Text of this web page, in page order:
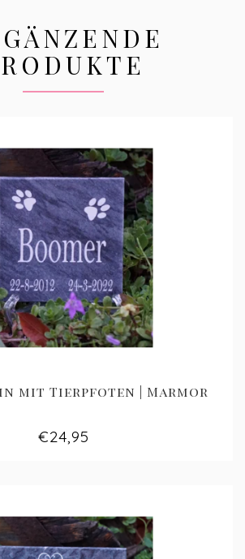
mit Tierpfoten | Marmor
€24,95